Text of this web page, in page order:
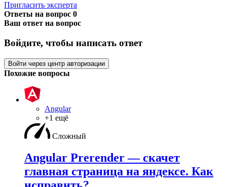
Пригласить эксперта
Ответы на вопрос 0
Ваш ответ на вопрос
Войдите, чтобы написать ответ
Войти через центр авторизации
Похожие вопросы
Angular
+1 ещё
Сложный
Angular Prerender — скачет
главная страница на яндексе. Как